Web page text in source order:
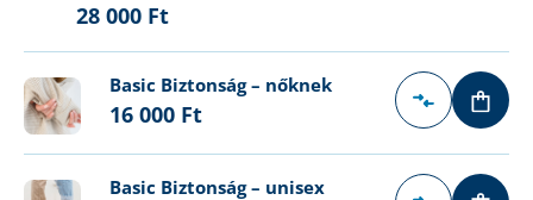
28 000 Ft
Basic Biztonság – nőknek
16 000 Ft
Basic Biztonság – unisex